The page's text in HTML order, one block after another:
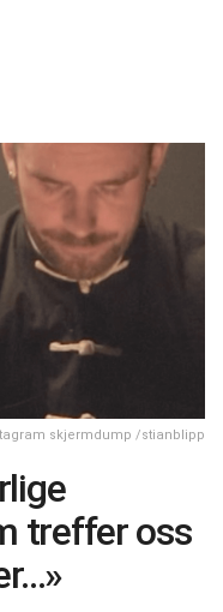
skjermdump /stianblipp
treffer oss